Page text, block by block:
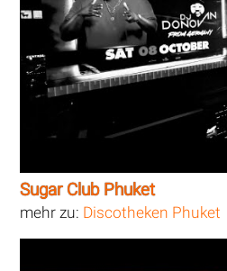
Sugar Club Phuket
mehr zu: Discotheken Phuket